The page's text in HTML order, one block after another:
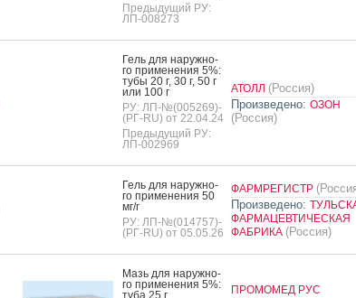
Предыдущий РУ:
ЛП-008273
Гель для на­руж­но­
го при­мене­ния 5%:
ту­бы 20 г, 30 г, 50 г
или 100 г
РУ: ЛП-№(005269)-
(РГ-RU) от 22.04.24
Предыдущий РУ:
ЛП-002969
АТОЛЛ (Россия)
Произведено: ОЗОН
(Россия)
Гель для на­руж­но­
го при­мене­ния 50
мг/г
РУ: ЛП-№(014757)-
(РГ-RU) от 05.05.26
ФАРМРЕГИСТР
Произведено:
ФАРМАЦЕВТИЧЕСКАЯ
ФАБРИКА (Россия)
Мазь для на­руж­но­
го при­мене­ния 5%:
ту­ба 25 г
ПРОМОМЕД РУС